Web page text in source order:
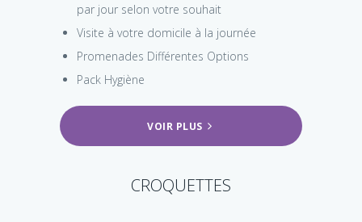
par jour selon votre souhait
Visite à votre domicile à la journée
Promenades Différentes Options
Pack Hygiène
VOIR PLUS
CROQUETTES